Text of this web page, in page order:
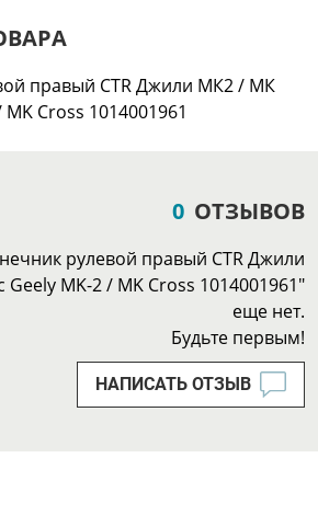
правый CTR Джили МК2 / МК
Cross 1014001961
0 ОТЗЫВОВ
рулевой правый CTR Джили
MK-2 / MK Cross 1014001961"
еще нет.
Будьте первым!
НАПИСАТЬ ОТЗЫВ